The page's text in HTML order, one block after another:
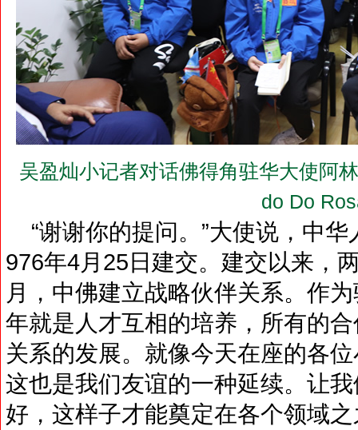
吴盈灿小记者对话佛得角驻华大使阿
do Do
“谢谢你的提问。”大使说，中
976年4月25日建交。建交以来，
月，中佛建立战略伙伴关系。作
年就是人才互相的培养，所有的
关系的发展。就像今天在座的各
这也是我们友谊的一种延续。让
好，这样子才能奠定在各个领域